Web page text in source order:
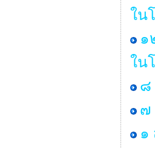
ใน
๑
ใน
๘
๗
๑